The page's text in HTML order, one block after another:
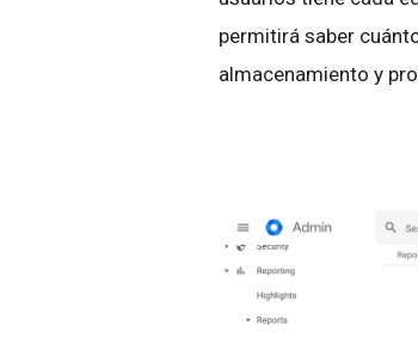
permitirá saber
almacenamiento y